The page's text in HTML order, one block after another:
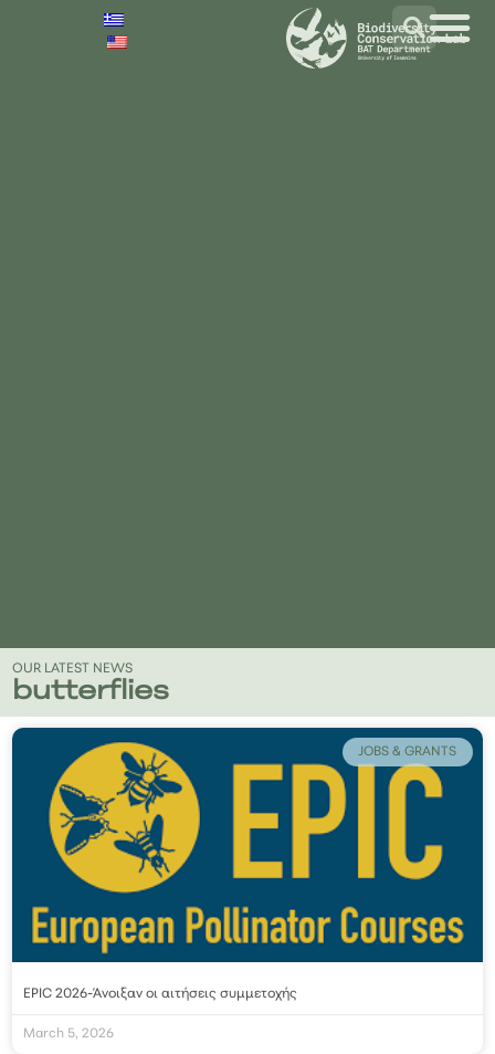
OUR LATEST NEWS
butterflies
JOBS & GRANTS
EPIC 2026-Άνοιξαν οι αιτήσεις συμμετοχής
March 5, 2026